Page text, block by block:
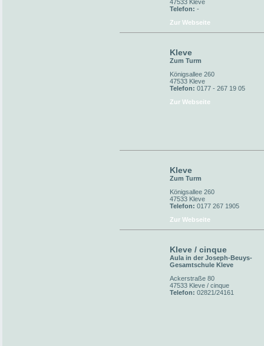
47533 Kleve
Telefon: -
Zur Webseite
Kleve
Zum Turm
Königsallee 260
47533 Kleve
Telefon: 0177 - 267 19 05
Zur Webseite
Kleve
Zum Turm
Königsallee 260
47533 Kleve
Telefon: 0177 267 1905
Zur Webseite
Kleve / cinque
Aula in der Joseph-Beuys-
Gesamtschule Kleve
Ackerstraße 80
47533 Kleve / cinque
Telefon: 02821/24161